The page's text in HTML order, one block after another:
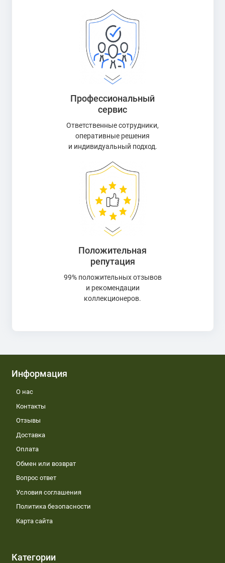
Профессиональный
сервис
Ответственные сотрудники,
оперативные решения
и индивидуальный подход.
Положительная
репутация
99% положительных отзывов
и рекомендации
коллекционеров.
Информация
О нас
Контакты
Отзывы
Доставка
Оплата
Обмен или возврат
Вопрос ответ
Условия соглашения
Политика безопасности
Карта сайта
Категории